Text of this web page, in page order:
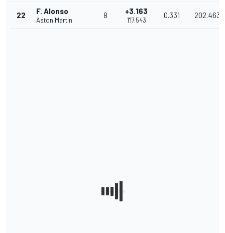
22 F. Alonso
Aston Martin
8 +3.163
1'17.543
0.331 202.463